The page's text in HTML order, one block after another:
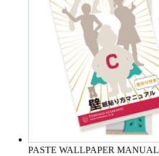
PASTE WALLPAPER MANUAL